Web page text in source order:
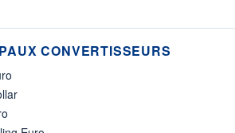
CONVERTISSEURS